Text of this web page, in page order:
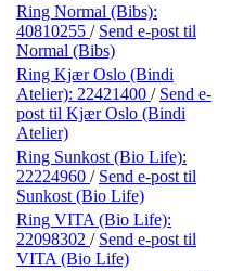
Ring Normal (Bibs):
40810255 / Send e-post til
Normal (Bibs)
Ring Kjær Oslo (Bindi
Atelier): 22421400 / Send e-
post til Kjær Oslo (Bindi
Atelier)
Ring Sunkost (Bio Life):
22224960 / Send e-post til
Sunkost (Bio Life)
Ring VITA (Bio Life):
22098302 / Send e-post til
VITA (Bio Life)